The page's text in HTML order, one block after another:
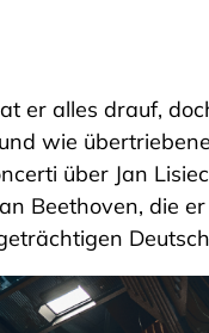
er alles drauf,
wie
über Jan
Beethoven, die